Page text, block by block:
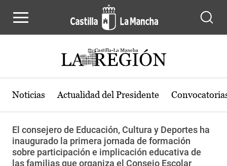
Noticias Actualidad del Presidente
El consejero de Educación, Cultura y Deportes ha
inaugurado la primera jornada de formación
sobre participación e implicación educativa de
las familias que organiza el Consejo Escolar